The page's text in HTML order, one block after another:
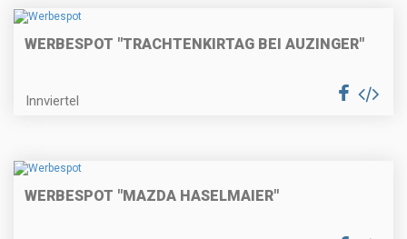
WERBESPOT "TRACHTENKIRTAG BEI AUZINGER"
Innviertel
WERBESPOT "MAZDA HASELMAIER"